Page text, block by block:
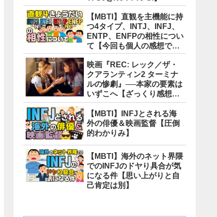
【MBTI】直観を主機能に持
つ4タイプ、INTJ、INFJ、
ENTP、ENFPの相性につい
て【今回も個人の感想で
す】
映画『REC: レック／ザ・
クアランティン2 ターミナ
ルの惨劇』──本家の要素は
いずこへ【ざっくり感想
版】
【MBTI】INFJとされる海
外の俳優＆映画監督【圧倒
的わかりみ】
【MBTI】海外のネット界隈
でのINFJのドヤり具合が気
になる件【思い上がりと自
己肯定は別】